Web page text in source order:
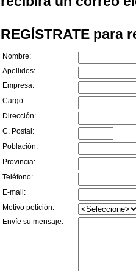
REGÍSTRATE para
Nombre:
Apellidos:
Empresa:
Cargo:
Dirección:
C. Postal:
Población:
Provincia:
Teléfono:
E-mail:
Motivo petición:
Envíe su mensaje: